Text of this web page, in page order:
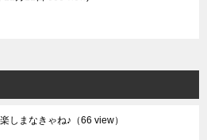
しまなきゃね♪ （66 view）